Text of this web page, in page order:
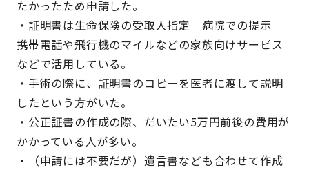
たかったため申請した。
・証明書は生命保険の受取人指定 病院での提示
携帯電話や飛行機のマイルなどの家族向けサービス
などで活用している。
・手術の際に、証明書のコピーを医者に渡して説明
したという方がいた。
・公正証書の作成の際、だいたい5万円前後の費用が
かかっている人が多い。
・（申請には不要だが）遺言書なども合わせて作成